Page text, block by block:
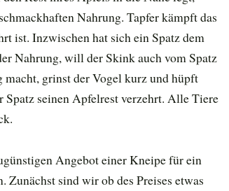
Nahrung. Tapfer kämpft das
ist. Inzwischen hat sich ein Spatz dem
Nahrung, will der Skink auch vom Spatz
macht, grinst der Vogel kurz und hüpft
Spatz seinen Apfelrest verzehrt. Alle Tiere
Angebot einer Kneipe für ein
sind wir ob des Preises etwas